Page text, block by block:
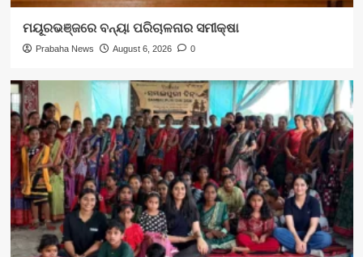
ମୟୂରଭଞ୍ଜରେ ବନ୍ୟା ପରିଚାଳନାର ସମୀକ୍ଷା
Prabaha News August 6, 2026 0